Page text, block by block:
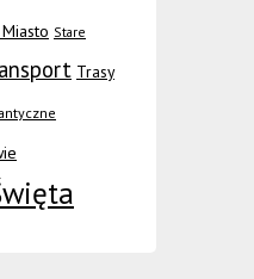
Stare
Trasy